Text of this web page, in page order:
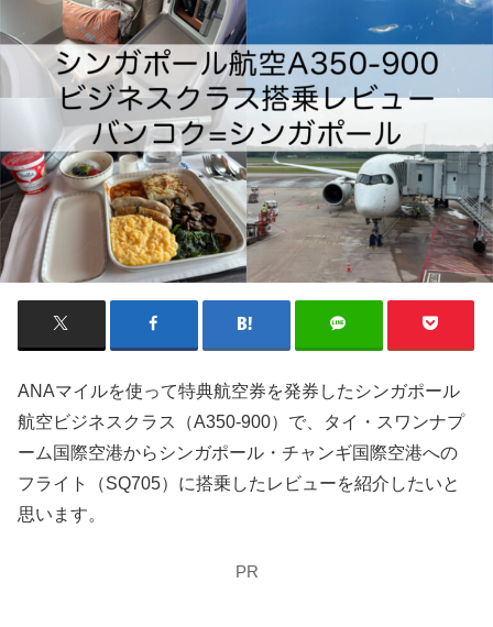
ANAマイルを使って特典航空券を発券したシンガポール
航空ビジネスクラス（A350-900）で、タイ・スワンナプ
ーム国際空港からシンガポール・チャンギ国際空港への
フライト（SQ705）に搭乗したレビューを紹介したいと
思います。
PR